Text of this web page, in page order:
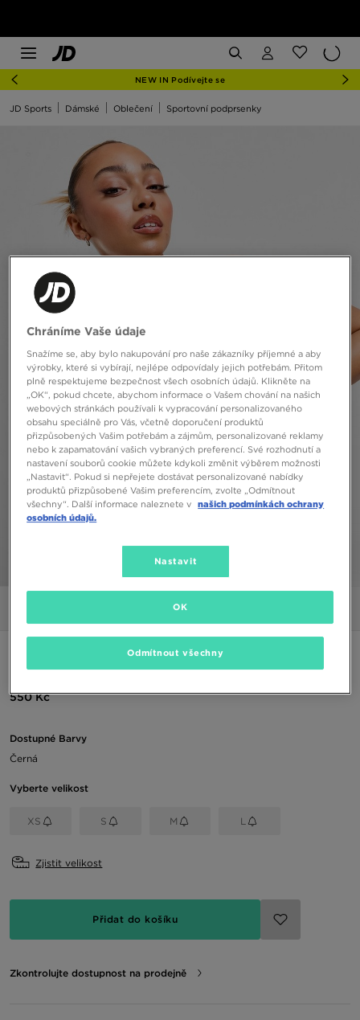
NEW IN Podívejte se
JD Sports Dámské Oblečení Sportovní podprsenky
NIKE BRA W NK DF INDY BRA GLS PERFORMANCE
550 Kč
Dostupné Barvy
Černá
Vyberte velikost
XS S M L
Zjistit velikost
Přidat do košíku
Zkontrolujte dostupnost na prodejně
Chráníme Vaše údaje
Snažíme se, aby bylo nakupování pro naše zákazníky příjemné a aby
výrobky, které si vybírají, nejlépe odpovídaly jejich potřebám. Přitom
plně respektujeme bezpečnost všech osobních údajů. Klikněte na
„OK“, pokud chcete, abychom informace o Vašem chování na našich
webových stránkách používali k vypracování personalizovaného
obsahu speciálně pro Vás, včetně doporučení produktů
přizpůsobených Vašim potřebám a zájmům, personalizované reklamy
nebo k zapamatování vašich vybraných preferencí. Své rozhodnutí a
nastavení souborů cookie můžete kdykoli změnit výběrem možnosti
„Nastavit“. Pokud si nepřejete dostávat personalizované nabídky
produktů přizpůsobené Vašim preferencím, zvolte „Odmítnout
všechny“. Další informace naleznete v našich podmínkách ochrany
osobních údajů.
Nastavit
Odmítnout všechny
OK